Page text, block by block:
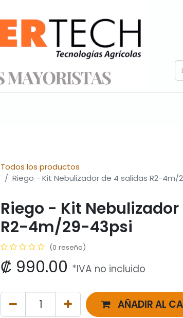
Todos los productos
Riego - Kit Nebulizador de 4 salidas R2-4m/
Riego - Kit
R2-4m/29-43psi
(0 reseña)
₡ 990.00 *IVA no incluido
AÑADIR AL